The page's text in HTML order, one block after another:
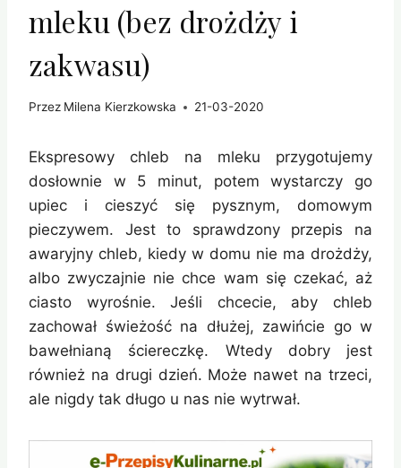
mleku (bez drożdży i
zakwasu)
Przez Milena Kierzkowska 21-03-2020
Ekspresowy chleb na mleku przygotujemy
dosłownie w 5 minut, potem wystarczy go
upiec i cieszyć się pysznym, domowym
pieczywem. Jest to sprawdzony przepis na
awaryjny chleb, kiedy w domu nie ma drożdży,
albo zwyczajnie nie chce wam się czekać, aż
ciasto wyrośnie. Jeśli chcecie, aby chleb
zachował świeżość na dłużej, zawińcie go w
bawełnianą ściereczkę. Wtedy dobry jest
również na drugi dzień. Może nawet na trzeci,
ale nigdy tak długo u nas nie wytrwał.